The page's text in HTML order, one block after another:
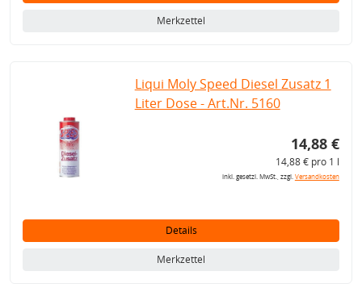
Merkzettel
Liqui Moly Speed Diesel Zusatz 1
Liter Dose - Art.Nr. 5160
14,88 €
14,88 € pro 1 l
inkl. gesetzl. MwSt., zzgl.Versandkosten
Details
Merkzettel